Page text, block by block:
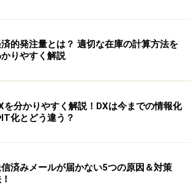
めなければなりません。もちろんパー
らもマイナンバーを提出してもらわな
が、悩ましいのが本人確認をどうする
小企業であれば本人確認は楽ですが、
て従業員も多い企業では総務部門だけ
ニやスーパーなら現場の店長がアルバ
用をしていますので、現場でマイナン
。
的発注量とは？ 適切な在庫の計算方法を
りやすく解説
を分かりやすく解説！DXは今までの情報化
化とどう違う？
済みメールが届かない5つの原因＆対策